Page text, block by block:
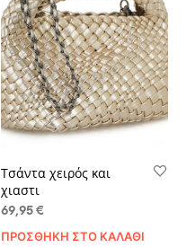
Τσάντα χειρός και
χιαστι
69,95 €
ΠΡΟΣΘΉΚΗ ΣΤΟ ΚΑΛΆΘΙ